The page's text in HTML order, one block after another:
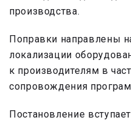
производства.
Поправки направлены
локализации
к производителям в
сопровождения
Постановление